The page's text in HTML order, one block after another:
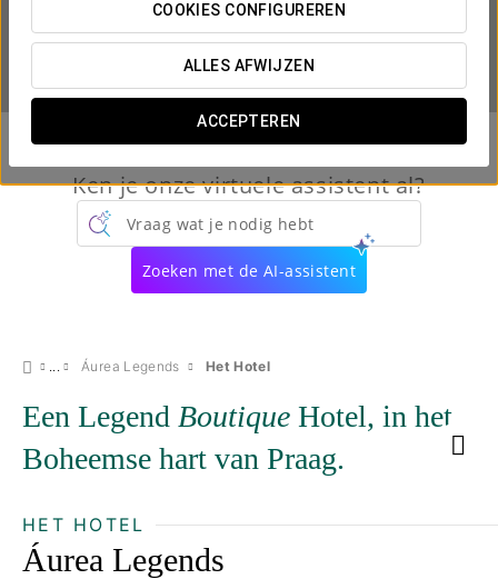
COOKIES CONFIGUREREN
ALLES AFWIJZEN
ACCEPTEREN
WANNEER WIL JE GAAN?
Ken je onze virtuele assistent al?
Vraag wat je nodig hebt
Zoeken met de AI-assistent
Áurea Legends Het Hotel
Een Legend Boutique Hotel, in het
Boheemse hart van Praag.
HET HOTEL
Áurea Legends